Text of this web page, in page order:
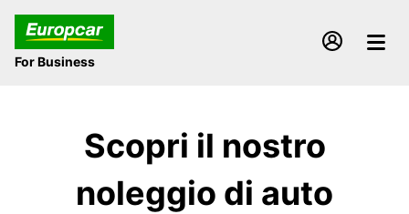
For Business
Scopri il nostro
noleggio di auto